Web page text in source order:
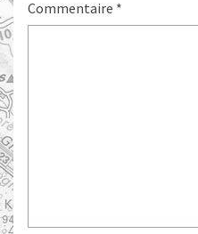
Commentaire *